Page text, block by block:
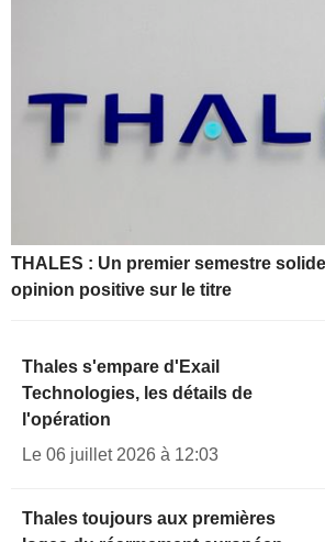
THALES : Un premier semestre
opinion positive sur le titre
Thales s'empare d'Exail
Technologies, les détails de
l'opération
Le 06 juillet 2026 à 12:03
Thales toujours aux premières